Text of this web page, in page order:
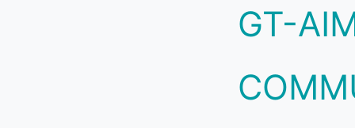
GT-